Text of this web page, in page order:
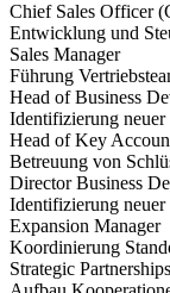
Chief Sales Officer
Entwicklung und
Sales Manager
Führung
Head of Business
Identifizierung
Head of Key
Betreuung von
Director Business
Identifizierung neuer
Expansion Manager
Koordinierung
Strategic